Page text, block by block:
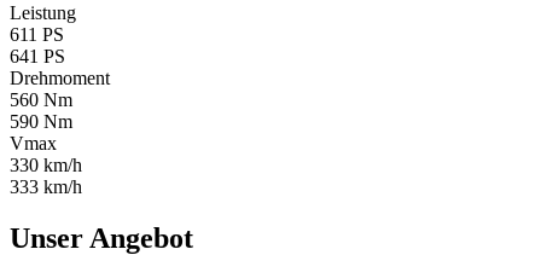
Leistung
611 PS
641 PS
Drehmoment
560 Nm
590 Nm
Vmax
330 km/h
333 km/h
Unser Angebot